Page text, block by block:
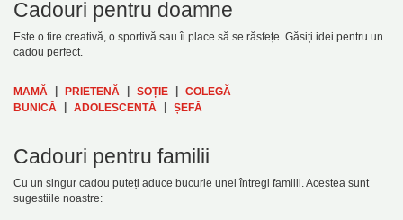
Cadouri pentru doamne
Este o fire creativă, o sportivă sau îi place să se răsfețe. Găsiți idei pentru un
cadou perfect.
MAMĂ | PRIETENĂ | SOȚIE | COLEGĂ
BUNICĂ
| ADOLESCENTĂ | ȘEFĂ
Cadouri pentru familii
Cu un singur cadou puteți aduce bucurie unei întregi familii. Acestea sunt
sugestiile noastre: